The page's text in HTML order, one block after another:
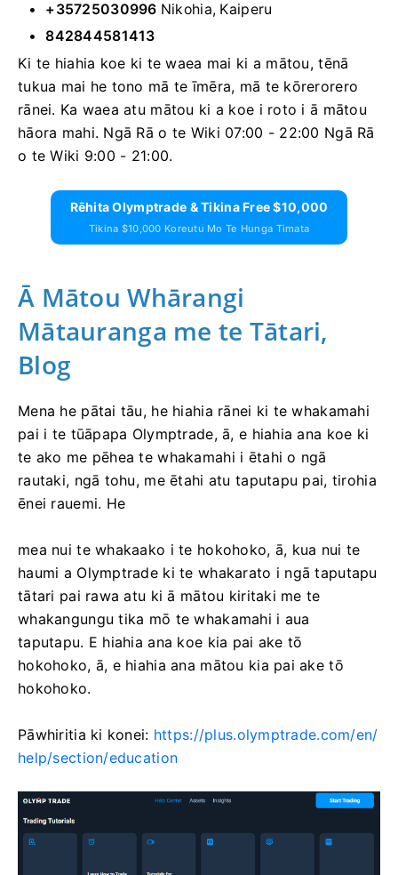
+35725030996 Nikohia, Kaiperu
842844581413
Ki te hiahia koe ki te waea mai ki a mātou, tēnā
tukua mai he tono mā te īmēra, mā te kōrerorero
rānei. Ka waea atu mātou ki a koe i roto i ā mātou
hāora mahi. Ngā Rā o te Wiki 07:00 - 22:00 Ngā Rā
o te Wiki 9:00 - 21:00.
Rēhita Olymptrade & Tikina Free $10,000
Tikina $10,000 Koreutu Mo Te Hunga Timata
Ā Mātou Whārangi
Mātauranga me te Tātari,
Blog
Mena he pātai tāu, he hiahia rānei ki te whakamahi
pai i te tūāpapa Olymptrade, ā, e hiahia ana koe ki
te ako me pēhea te whakamahi i ētahi o ngā
rautaki, ngā tohu, me ētahi atu taputapu pai, tirohia
ēnei rauemi. He
mea nui te whakaako i te hokohoko, ā, kua nui te
haumi a Olymptrade ki te whakarato i ngā taputapu
tātari pai rawa atu ki ā mātou kiritaki me te
whakangungu tika mō te whakamahi i aua
taputapu. E hiahia ana koe kia pai ake tō
hokohoko, ā, e hiahia ana mātou kia pai ake tō
hokohoko.
Pāwhiritia ki konei: https://plus.olymptrade.com/en/
help/section/education